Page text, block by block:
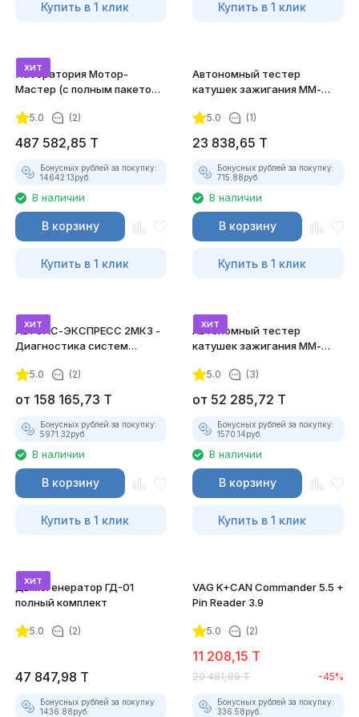
Купить в 1 клик Купить в 1 клик
хит
Лаборатория Мотор-
Мастер (с полным пакетом
5.0 (2)
487 582,85 T
Бонусных рублей за покупку:
14642.13руб.
В наличии
В корзину
Купить в 1 клик
Автономный тестер
катушек зажигания ММ-
5.0 (1)
23 838,65 T
Бонусных рублей за покупку:
715.88руб.
В наличии
В корзину
Купить в 1 клик
хит
АВТОАС-ЭКСПРЕСС 2МК3 -
Диагностика систем
5.0 (2)
от 158 165,73 T
Бонусных рублей за покупку:
5971.32руб.
В наличии
В корзину
Купить в 1 клик
хит
Автономный тестер
катушек зажигания ММ-
комплект)
5.0 (3)
от 52 285,72 T
Бонусных рублей за покупку:
1570.14руб.
В наличии
В корзину
Купить в 1 клик
хит
Дымогенератор ГД-01
полный комплект
5.0 (2)
47 847,98 T
Бонусных рублей за покупку:
1436.88руб.
VAG K+CAN Commander 5.5 +
Pin Reader 3.9
5.0 (2)
11 208,15 T
20 481,89 T -45%
Бонусных рублей за покупку:
336.58руб.